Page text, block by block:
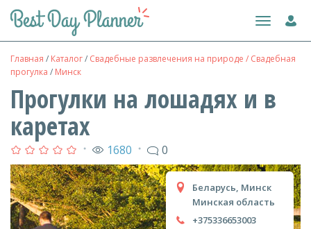
Toggle
Главная / Каталог/ Свадебные развлечения на природе / Свадебная
прогулка / Минск
Прогулки на лошадях и в
каретах
● 1680 ● 0
Беларусь, Минск
Минская область
+375336653003